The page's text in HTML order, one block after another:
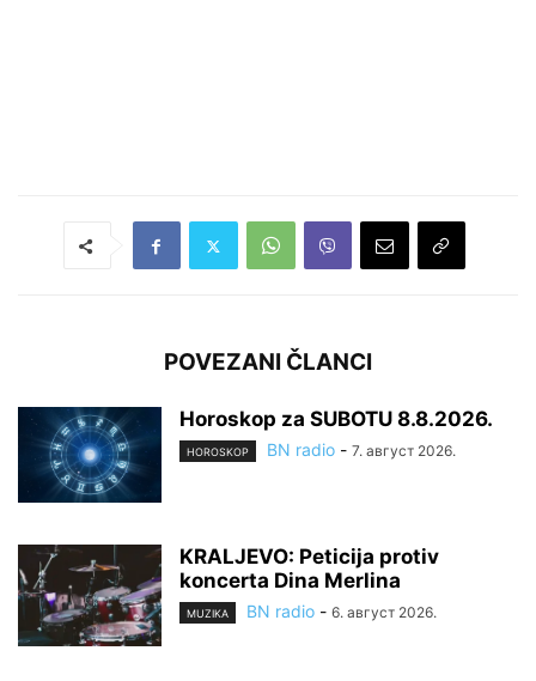
POVEZANI ČLANCI
Horoskop za SUBOTU 8.8.2026.
HOROSKOP BN radio - 7. август 2026.
KRALJEVO: Peticija protiv
koncerta Dina Merlina
MUZIKA BN radio - 6. август 2026.